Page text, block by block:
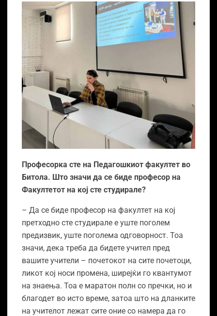
Професорка сте на Педагошкиот факултет во
Битола. Што значи да се биде професор на
Факултетот на кој сте студирале?
– Да се биде професор на факултет на кој
претходно сте студирале е уште поголем
предизвик, уште поголема одговорност. Тоа
значи, дека треба да бидете учител пред
вашите учители – почетокот на сите почетоци,
ликот кој носи промена, ширејќи го квантумот
на знаења. Тоа е маратон полн со пречки, но и
благодет во исто време, затоа што на дланките
на учителот лежат сите оние со намера да го